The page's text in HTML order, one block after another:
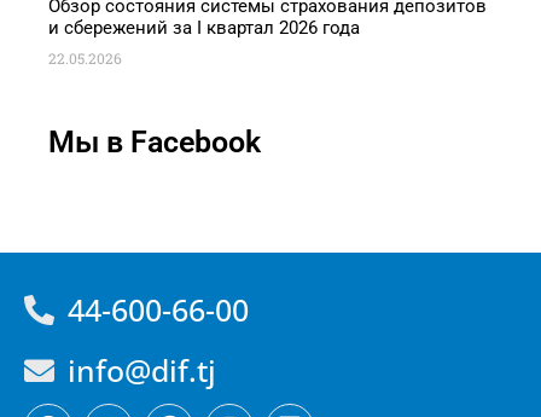
Обзор состояния системы страхования депозитов
и сбережений за I квартал 2026 года
22.05.2026
Мы в Facebook
44-600-66-00
info@dif.tj